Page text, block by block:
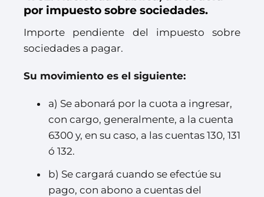
por impuesto sobre sociedades.
Importe pendiente del impuesto sobre
sociedades a pagar.
Su movimiento es el siguiente:
a) Se abonará por la cuota a ingresar,
con cargo, generalmente, a la cuenta
6300 y, en su caso, a las cuentas 130, 131
ó 132.
b) Se cargará cuando se efectúe su
pago, con abono a cuentas del